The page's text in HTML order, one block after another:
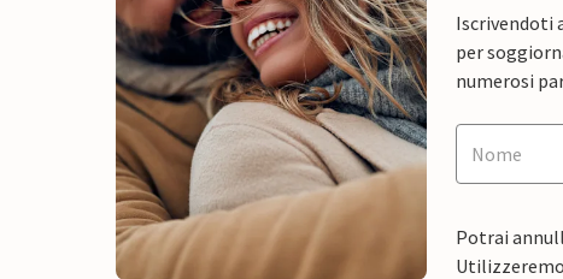
Iscrivendoti
per
numerosi
Potrai